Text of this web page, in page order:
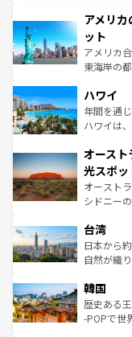
ンツ一覧
の建物が
博物館も
ことがで
者向けの
着のスイス
アメリ
ット
アメリカ
東海岸の
のような
ンメント
西部には
部のニュ
文化が魅
しみなが
るだろう
情報は
ハワイ
年間を通
ハワイは
ワイ島は
島だが、
おすすめ
文化や歴
人々、お
ク、伝統
っている
はコンテン
オース
光スポッ
オースト
シドニー
リアリー
ク）、タ
ど、見ど
いる。ア
ビング、
い。オー
台湾
日本から
自然が織
ン）、静
と山間の
驚きをも
韓国
歴史ある
-POPで世